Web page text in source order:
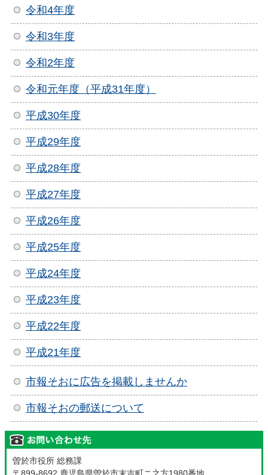
令和4年度
令和3年度
令和2年度
令和元年度（平成31年度）
平成30年度
平成29年度
平成28年度
平成27年度
平成26年度
平成25年度
平成24年度
平成23年度
平成22年度
平成21年度
市報そおに広告を掲載しませんか
市報そおの郵送について
曽於市役所 総務課
〒899-8692 鹿児島県曽於市末吉町ニ之方1980番地